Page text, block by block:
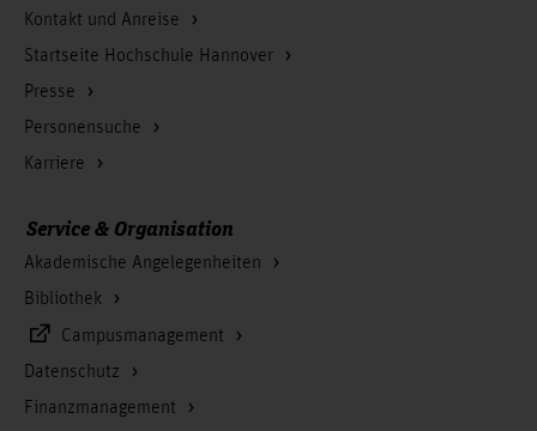
Kontakt und Anreise
Startseite Hochschule Hannover
Presse
Personensuche
Karriere
Service & Organisation
Akademische Angelegenheiten
Bibliothek
Campusmanagement
Datenschutz
Finanzmanagement